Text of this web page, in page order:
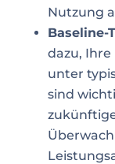
Nutzung
Baseline-
dazu, Ihre
unter
sind